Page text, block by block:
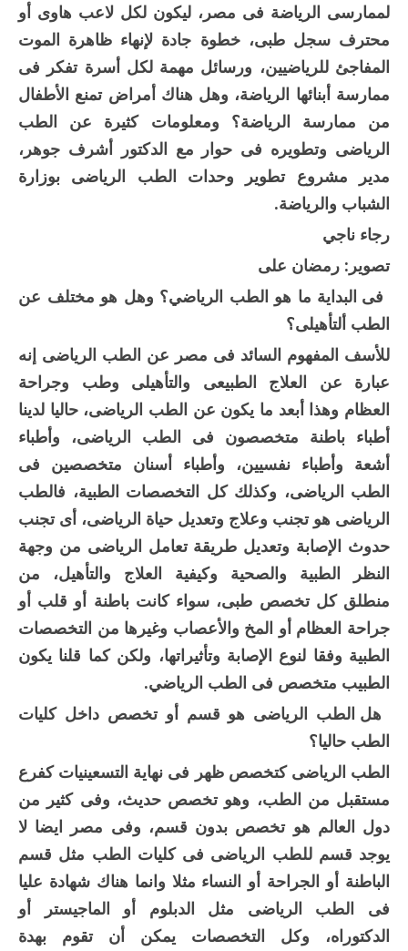
لممارسى الرياضة فى مصر، ليكون لكل لاعب هاوى أو
محترف سجل طبى، خطوة جادة لإنهاء ظاهرة الموت
المفاجئ للرياضيين، ورسائل مهمة لكل أسرة تفكر فى
ممارسة أبنائها الرياضة، وهل هناك أمراض تمنع الأطفال
من ممارسة الرياضة؟ ومعلومات كثيرة عن الطب
الرياضى وتطويره فى حوار مع الدكتور أشرف جوهر،
مدير مشروع تطوير وحدات الطب الرياضى بوزارة
الشباب والرياضة.
رجاء ناجي
تصوير: رمضان على
فى البداية ما هو الطب الرياضي؟ وهل هو مختلف عن
الطب ألتأهيلى؟
للأسف المفهوم السائد فى مصر عن الطب الرياضى إنه
عبارة عن العلاج الطبيعى والتأهيلى وطب وجراحة
العظام وهذا أبعد ما يكون عن الطب الرياضى، حاليا لدينا
أطباء باطنة متخصصون فى الطب الرياضى، وأطباء
أشعة وأطباء نفسيين، وأطباء أسنان متخصصين فى
الطب الرياضى، وكذلك كل التخصصات الطبية، فالطب
الرياضى هو تجنب وعلاج وتعديل حياة الرياضى، أى تجنب
حدوث الإصابة وتعديل طريقة تعامل الرياضى من وجهة
النظر الطبية والصحية وكيفية العلاج والتأهيل، من
منطلق كل تخصص طبى، سواء كانت باطنة أو قلب أو
جراحة العظام أو المخ والأعصاب وغيرها من التخصصات
الطبية وفقا لنوع الإصابة وتأثيراتها، ولكن كما قلنا يكون
الطبيب متخصص فى الطب الرياضي.
هل الطب الرياضى هو قسم أو تخصص داخل كليات
الطب حاليا؟
الطب الرياضى كتخصص ظهر فى نهاية التسعينيات كفرع
مستقبل من الطب، وهو تخصص حديث، وفى كثير من
دول العالم هو تخصص بدون قسم، وفى مصر ايضا لا
يوجد قسم للطب الرياضى فى كليات الطب مثل قسم
الباطنة أو الجراحة أو النساء مثلا وانما هناك شهادة عليا
فى الطب الرياضى مثل الدبلوم أو الماجيستر أو
الدكتوراه، وكل التخصصات يمكن أن تقوم بهدة